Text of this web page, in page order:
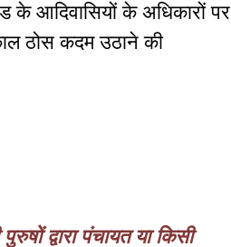
के आदिवासियों के अधिकारों पर
ठोस कदम उठाने की
द्वारा पंचायत या किसी